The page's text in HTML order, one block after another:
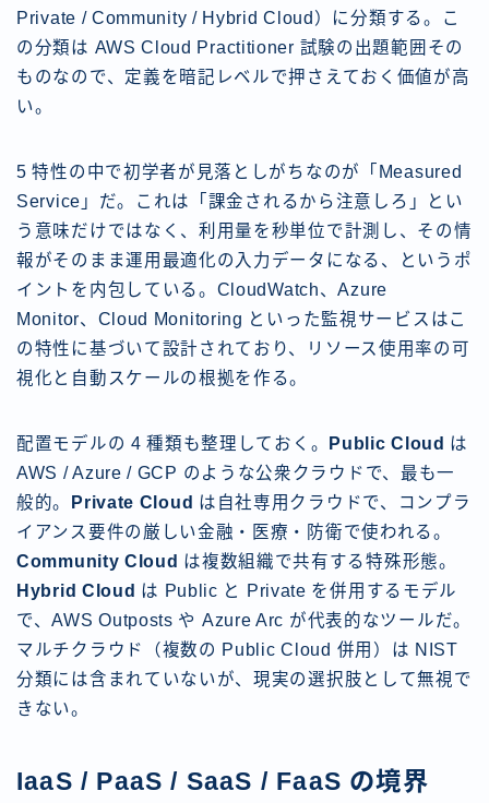
Private / Community / Hybrid Cloud）に分類する。こ
の分類は AWS Cloud Practitioner 試験の出題範囲その
ものなので、定義を暗記レベルで押さえておく価値が高
い。
5 特性の中で初学者が見落としがちなのが「Measured
Service」だ。これは「課金されるから注意しろ」とい
う意味だけではなく、利用量を秒単位で計測し、その情
報がそのまま運用最適化の入力データになる、というポ
イントを内包している。CloudWatch、Azure
Monitor、Cloud Monitoring といった監視サービスはこ
の特性に基づいて設計されており、リソース使用率の可
視化と自動スケールの根拠を作る。
配置モデルの 4 種類も整理しておく。 Public Cloud は
AWS / Azure / GCP のような公衆クラウドで、最も一
般的。
Private Cloud は自社専用クラウドで、コンプラ
イアンス要件の厳しい金融・医療・防衛で使われる。
Community Cloud は複数組織で共有する特殊形態。
Hybrid Cloud は Public と Private を併用するモデル
で、AWS Outposts や Azure Arc が代表的なツールだ。
マルチクラウド（複数の Public Cloud 併用）は NIST
分類には含まれていないが、現実の選択肢として無視で
きない。
IaaS / PaaS / SaaS / FaaS の境界